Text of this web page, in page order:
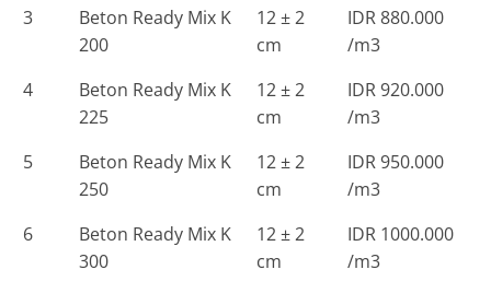
3
Beton Ready Mix K
200
12 ± 2
cm
IDR 880.000
/m3
4
Beton Ready Mix K
225
12 ± 2
cm
IDR 920.000
/m3
5
Beton Ready Mix K
250
12 ± 2
cm
IDR 950.000
/m3
6
Beton Ready Mix K
300
12 ± 2
cm
IDR 1000.000
/m3